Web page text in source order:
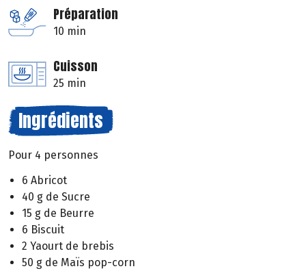
Préparation
10 min
Cuisson
25 min
Ingrédients
Pour 4 personnes
6 Abricot
40 g de Sucre
15 g de Beurre
6 Biscuit
2 Yaourt de brebis
50 g de Maïs pop-corn